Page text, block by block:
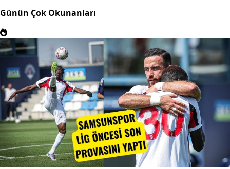
Günün Çok Okunanları